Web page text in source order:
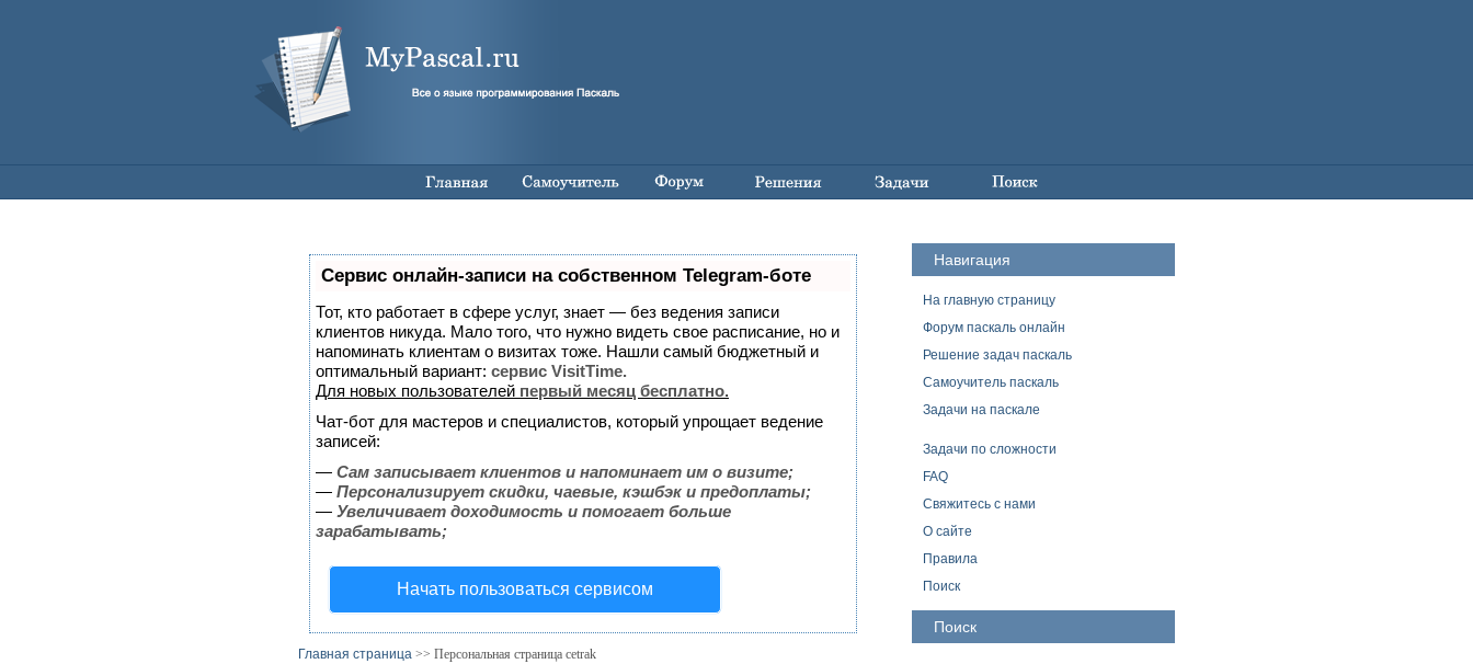
Сервис онлайн-записи на собственном Telegram-боте
Тот, кто работает в сфере услуг, знает — без ведения записи
клиентов никуда. Мало того, что нужно видеть свое расписание, но и
напоминать клиентам о визитах тоже. Нашли самый бюджетный и
оптимальный вариант: сервис VisitTime.
Для новых пользователей первый месяц бесплатно.
Чат-бот для мастеров и специалистов, который упрощает ведение
записей:
— Сам записывает клиентов и напоминает им о визите;
— Персонализирует скидки, чаевые, кэшбэк и предоплаты;
— Увеличивает доходимость и помогает больше
зарабатывать;
Начать пользоваться сервисом
Главная страница >> Персональная страница cetrak
Навигация
На главную страницу
Форум паскаль онлайн
Решение задач паскаль
Самоучитель паскаль
Задачи на паскале
Задачи по сложности
FAQ
Свяжитесь с нами
О сайте
Правила
Поиск
Поиск